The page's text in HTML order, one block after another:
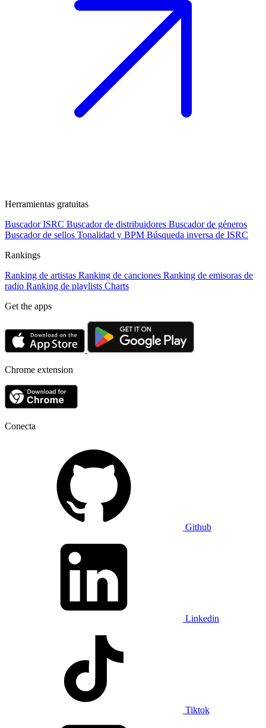
Herramientas gratuitas
Buscador ISRC Buscador de distribuidores Buscador de géneros
Buscador de sellos Tonalidad y BPM Búsqueda inversa de ISRC
Rankings
Ranking de artistas Ranking de canciones Ranking de emisoras de
radio Ranking de playlists Charts
Get the apps
Chrome extension
Conecta
Github
Linkedin
Tiktok